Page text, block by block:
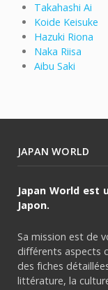
Takahashi Ai
Koide Keisuke
Hazuki Riona
Naka Riisa
Aibu Saki
JAPAN WORLD
Japan World est
Japon.
Sa mission est de
différents aspects
des fiches
littérature, la